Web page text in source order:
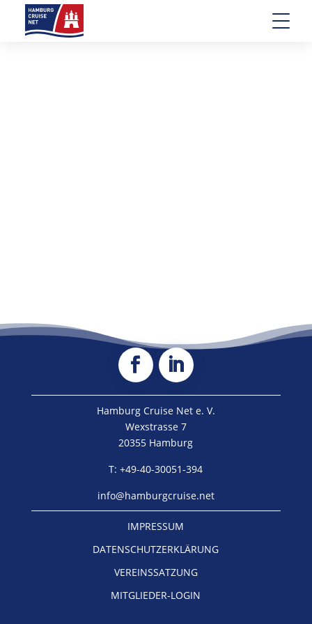
Hamburg Cruise Net e. V.
Wexstrasse 7
20355 Hamburg
T: +49-40-30051-394
info@hamburgcruise.net
IMPRESSUM
DATENSCHUTZERKLÄRUNG
VEREINSSATZUNG
MITGLIEDER-LOGIN